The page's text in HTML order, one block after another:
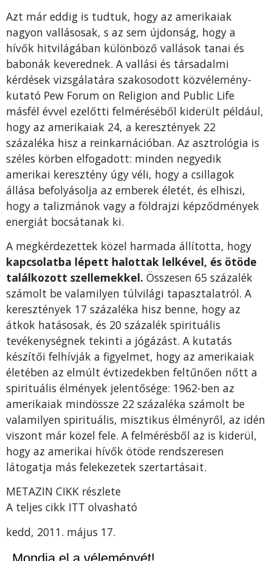
Azt már eddig is tudtuk, hogy az amerikaiak
nagyon vallásosak, s az sem újdonság, hogy a
hívők hitvilágában különböző vallások tanai és
babonák keverednek. A vallási és társadalmi
kérdések vizsgálatára szakosodott közvélemény-
kutató Pew Forum on Religion and Public Life
másfél évvel ezelőtti felméréséből kiderült például,
hogy az amerikaiak 24, a keresztények 22
százaléka hisz a reinkarnációban. Az asztrológia is
széles körben elfogadott: minden negyedik
amerikai keresztény úgy véli, hogy a csillagok
állása befolyásolja az emberek életét, és elhiszi,
hogy a talizmánok vagy a földrajzi képződmények
energiát bocsátanak ki.
A megkérdezettek közel harmada állította, hogy
kapcsolatba lépett halottak lelkével, és ötöde
találkozott szellemekkel. Összesen 65 százalék
számolt be valamilyen túlvilági tapasztalatról. A
keresztények 17 százaléka hisz benne, hogy az
átkok hatásosak, és 20 százalék spirituális
tevékenységnek tekinti a jógázást. A kutatás
készítői felhívják a figyelmet, hogy az amerikaiak
életében az elmúlt évtizedekben feltűnően nőtt a
spirituális élmények jelentősége: 1962-ben az
amerikaiak mindössze 22 százaléka számolt be
valamilyen spirituális, misztikus élményről, az idén
viszont már közel fele. A felmérésből az is kiderül,
hogy az amerikai hívők ötöde rendszeresen
látogatja más felekezetek szertartásait.
METAZIN CIKK részlete
A teljes cikk ITT olvasható
kedd, 2011. május 17.